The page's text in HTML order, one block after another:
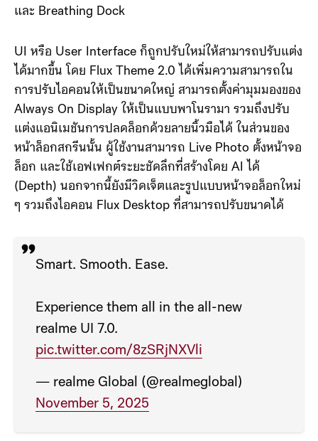
Cube, ดีไซน์ของ Control Center เป็นแบบ Misty Glass
UI หรือ User Interface ก็ถูกปรับใหม่ให้สามารถปรับแต่ง
ได้มากขึ้น โดย Flux Theme 2.0 ได้เพิ่มความสามารถใน
การปรับไอคอนให้เป็นขนาดใหญ่ สามารถตั้งค่ามุมมองของ
Always On Display ให้เป็นแบบพาโนรามา รวมถึงปรับ
แต่งแอนิเมชันการปลดล็อกด้วยลายนิ้วมือได้ ในส่วนของ
หน้าล็อกสกรีนนั้น ผู้ใช้งานสามารถ Live Photo ตั้งหน้าจอ
ล็อก และใช้เอฟเฟกต์ระยะชัดลึกที่สร้างโดย AI ได้
(Depth) นอกจากนี้ยังมีวิดเจ็ตและรูปแบบหน้าจอล็อกใหม่
Experience them all in the all-new
realme UI 7.0.
— realme Global (@realmeglobal)